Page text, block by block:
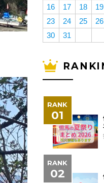
16
17 18 19
23
24 25 26
30
31